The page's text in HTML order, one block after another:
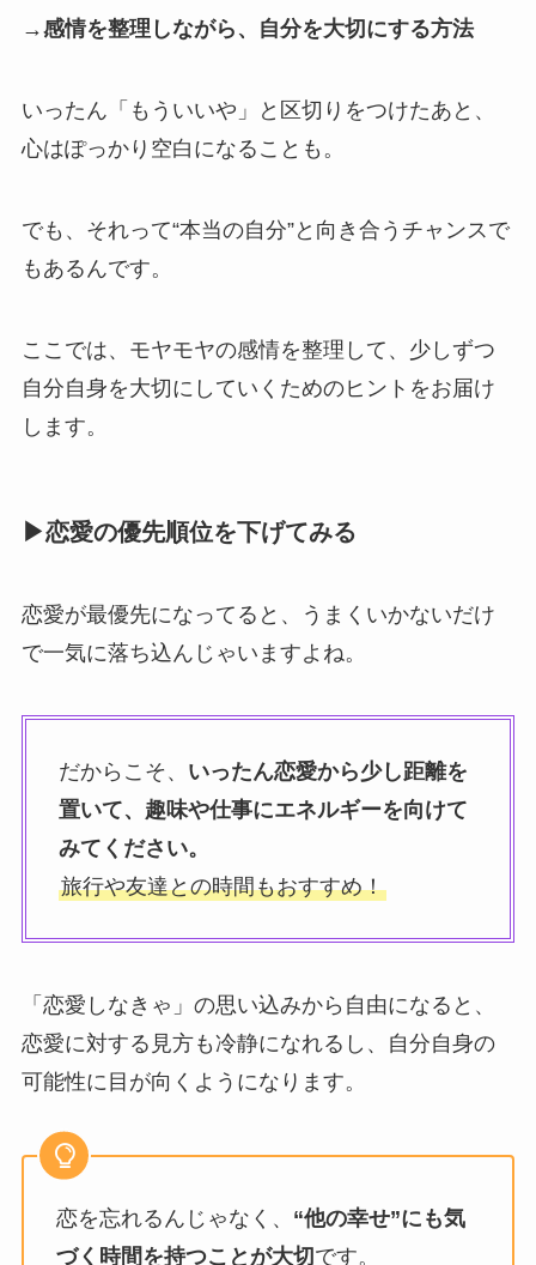
→感情を整理しながら、自分を大切にする方法
いったん「もういいや」と区切りをつけたあと、
心はぽっかり空白になることも。
でも、それって“本当の自分”と向き合うチャンスで
もあるんです。
ここでは、モヤモヤの感情を整理して、少しずつ
自分自身を大切にしていくためのヒントをお届け
します。
▶恋愛の優先順位を下げてみる
恋愛が最優先になってると、うまくいかないだけ
で一気に落ち込んじゃいますよね。
だからこそ、 いったん恋愛から少し距離を
置いて、趣味や仕事にエネルギーを向けて
みてください。
旅行や友達との時間もおすすめ！
「恋愛しなきゃ」の思い込みから自由になると、
恋愛に対する見方も冷静になれるし、自分自身の
可能性に目が向くようになります。
恋を忘れるんじゃなく、 “他の幸せ”にも気
づく時間を持つことが大切 です。